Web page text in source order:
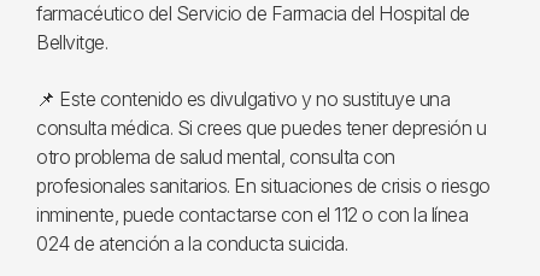
farmacéutico del Servicio de Farmacia del Hospital de
Bellvitge.
📌 Este contenido es divulgativo y no sustituye una
consulta médica. Si crees que puedes tener depresión u
otro problema de salud mental, consulta con
profesionales sanitarios. En situaciones de crisis o riesgo
inminente, puede contactarse con el 112 o con la línea
024 de atención a la conducta suicida.